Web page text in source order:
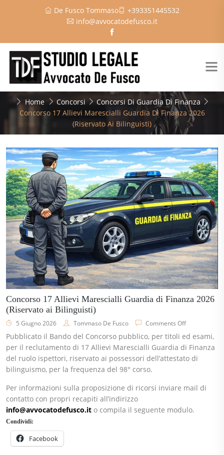
De Fusco Tommaso
+393351445532
info@avvocatodefusco.it
Home Concorsi
Concorsi Di Guardia Di Finanza
Concorso 17 Allievi Marescialli Guardia Di Finanza 2026
(Riservato Ai Bilinguisti)
Concorso 17 Allievi Marescialli Guardia di Finanza 2026
(Riservato ai Bilinguisti)
5 Giugno 2026 Tommaso De Fusco Comments Off
Pubblicato il Bando del Concorso pubblico, per titoli ed esami,
per il reclutamento di 17 Allievi Marescialli Guardia di Finanza
del ruolo ispettori, riservato ai possessori dell’attestato di
bilinguismo, per la frequenza del 98° corso.
Per informazioni sulla proposizione di ricorsi inviare mail di
contatto con propri recapiti all’indirizzo
info@avvocatodefusco.it o compila il seguente modulo.
Condividi:
Facebook